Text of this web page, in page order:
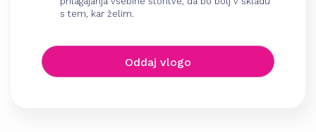
s tem, kar želim.
Oddaj vlogo